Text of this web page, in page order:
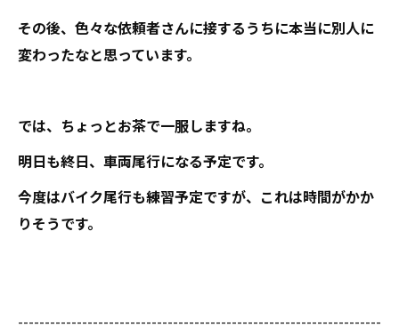
その後、色々な依頼者さんに接するうちに本当に別人に
変わったなと思っています。
では、ちょっとお茶で一服しますね。
明日も終日、車両尾行になる予定です。
今度はバイク尾行も練習予定ですが、これは時間がかか
りそうです。
--------------------------------------------------------------------